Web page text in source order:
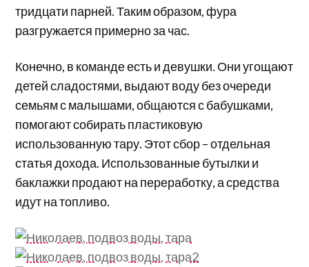
тридцати парней. Таким образом, фура
разгружается примерно за час.
Конечно, в команде есть и девушки. Они угощают
детей сладостями, выдают воду без очереди
семьям с малышами, общаются с бабушками,
помогают собирать пластиковую
использованную тару. Этот сбор – отдельная
статья дохода. Использованные бутылки и
баклажки продают на переработку, а средства
идут на топливо.